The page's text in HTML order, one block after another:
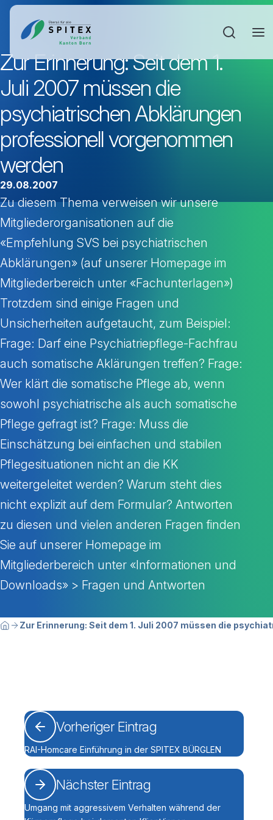
Zur Erinnerung: Seit dem 1.
Juli 2007 müssen die
psychiatrischen Abklärungen
professionell vorgenommen
werden
29.08.2007
Zu diesem Thema verweisen wir unsere
Mitgliederorganisationen auf die
«Empfehlung SVS bei psychiatrischen
Abklärungen» (auf unserer Homepage im
Mitgliederbereich unter «Fachunterlagen»)
Trotzdem sind einige Fragen und
Unsicherheiten aufgetaucht, zum Beispiel:
Frage: Darf eine Psychiatriepflege-Fachfrau
auch somatische Aklärungen treffen? Frage:
Wer klärt die somatische Pflege ab, wenn
sowohl psychiatrische als auch somatische
Pflege gefragt ist? Frage: Muss die
Einschätzung bei einfachen und stabilen
Pflegesituationen nicht an die KK
weitergeleitet werden? Warum steht dies
nicht explizit auf dem Formular? Antworten
zu diesen und vielen anderen Fragen finden
Sie auf unserer Homepage im
Mitgliederbereich unter «Informationen und
Downloads» > Fragen und Antworten
Breadcrumbnavigation
Sie befinden sich hier:
HomeZur Erinnerung: Seit dem 1. Juli 2007 müssen die
Vorheriger Eintrag
RAI-Homcare Einführung in der SPITEX BÜRGLEN
Nächster Eintrag
Umgang mit aggressivem Verhalten während der